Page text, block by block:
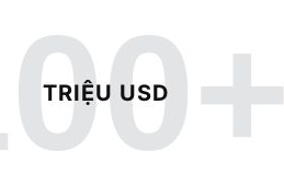
+
TRIỆU USD